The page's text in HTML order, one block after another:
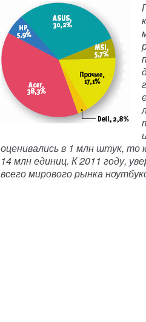
оценивались в 1 млн штук, то
14 млн единиц. К 2011 году,
всего мирового рынка